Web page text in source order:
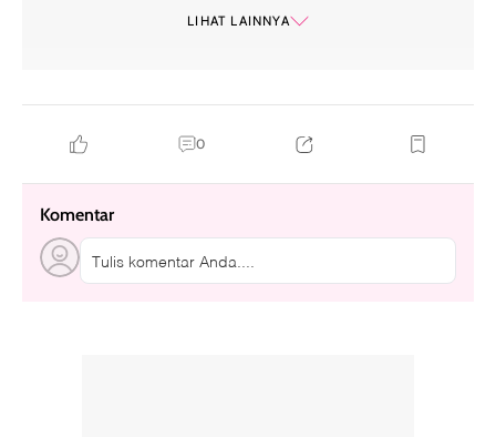
LIHAT LAINNYA
0
Komentar
Tulis komentar Anda....